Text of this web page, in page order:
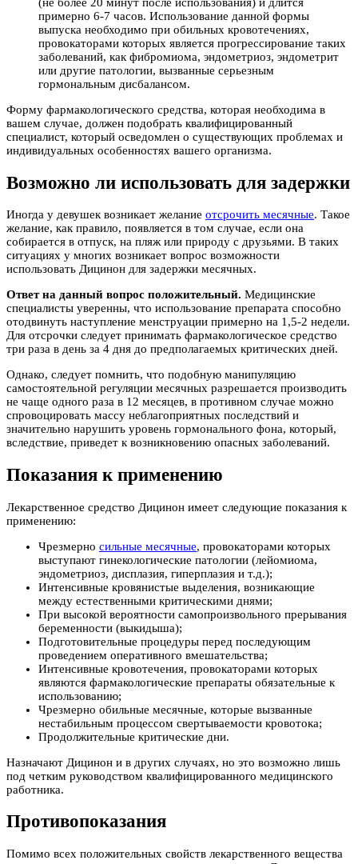
примерно 6-7 часов. Использование данной формы
выпуска необходимо при обильных кровотечениях,
провокаторами которых является прогрессирование таких
заболеваний, как фибромиома, эндометриоз, эндометрит
или другие патологии, вызванные серьезным
гормональным дисбалансом.
Форму фармакологического средства, которая необходима в
вашем случае, должен подобрать квалифицированный
специалист, который осведомлен о существующих проблемах и
индивидуальных особенностях вашего организма.
Возможно ли использовать для задержки
Иногда у девушек возникает желание отсрочить месячные. Такое
желание, как правило, появляется в том случае, если она
собирается в отпуск, на пляж или природу с друзьями. В таких
ситуациях у многих возникает вопрос возможности
использовать Дицинон для задержки месячных.
Ответ на данный вопрос положительный. Медицинские
специалисты уверенны, что использование препарата способно
отодвинуть наступление менструации примерно на 1,5-2 недели.
Для отсрочки следует принимать фармакологическое средство
три раза в день за 4 дня до предполагаемых критических дней.
Однако, следует помнить, что подобную манипуляцию
самостоятельной регуляции месячных разрешается производить
не чаще одного раза в 12 месяцев, в противном случае можно
спровоцировать массу неблагоприятных последствий и
значительно нарушить уровень гормонального фона, который,
вследствие, приведет к возникновению опасных заболеваний.
Показания к применению
Лекарственное средство Дицинон имеет следующие показания к
применению:
Чрезмерно сильные месячные, провокаторами которых
выступают гинекологические патологии (лейомиома,
эндометриоз, дисплазия, гиперплазия и т.д.);
Интенсивные кровянистые выделения, возникающие
между естественными критическими днями;
При высокой вероятности самопроизвольного прерывания
беременности (выкидыша);
Подготовительные процедуры перед последующим
проведением оперативного вмешательства;
Интенсивные кровотечения, провокаторами которых
являются фармакологические препараты обязательные к
использованию;
Чрезмерно обильные месячные, которые вызванные
нестабильным процессом свертываемости кровотока;
Продолжительные критические дни.
Назначают Дицинон и в других случаях, но это возможно лишь
под четким руководством квалифицированного медицинского
работника.
Противопоказания
Помимо всех положительных свойств лекарственного вещества